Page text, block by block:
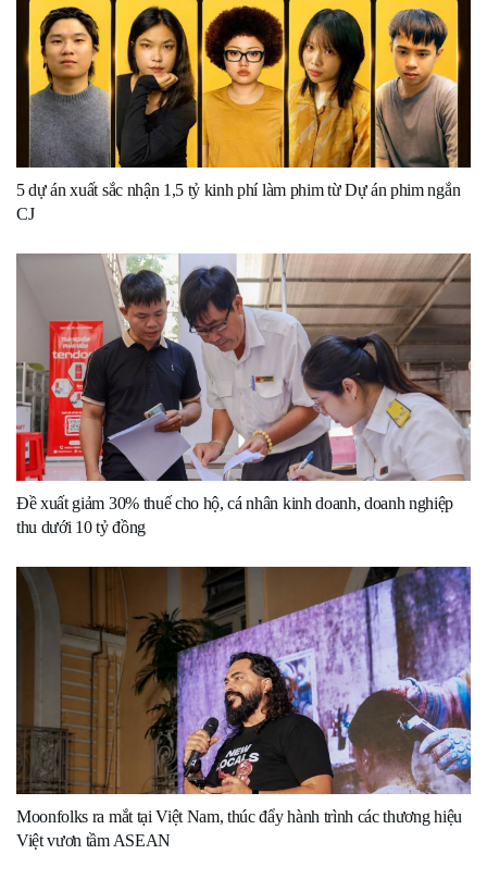
5 dự án xuất sắc nhận 1,5 tỷ kinh phí làm phim từ Dự án phim ngắn
CJ
Đề xuất giảm 30% thuế cho hộ, cá nhân kinh doanh, doanh nghiệp
thu dưới 10 tỷ đồng
Moonfolks ra mắt tại Việt Nam, thúc đẩy hành trình các thương hiệu
Việt vươn tầm ASEAN